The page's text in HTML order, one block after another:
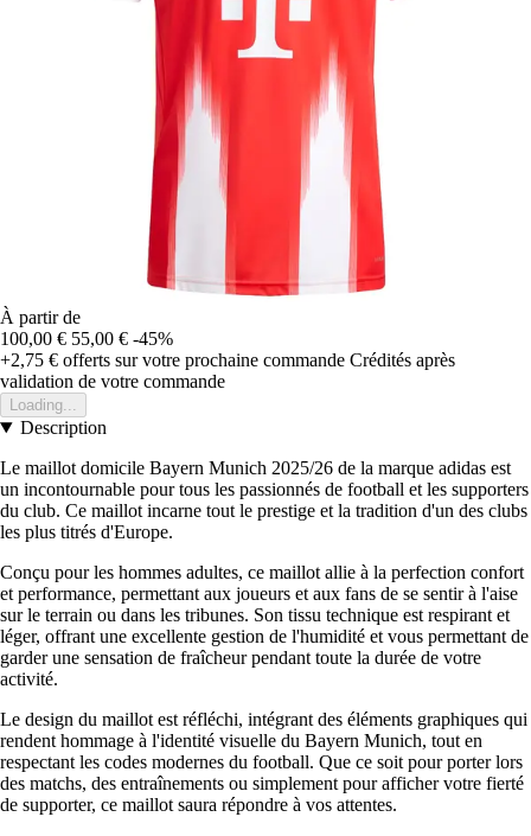
À partir de
100,00 € 55,00 € -45%
+2,75 € offerts sur votre prochaine commande Crédités après
validation de votre commande
Loading...
Description
Le maillot domicile Bayern Munich 2025/26 de la marque adidas est
un incontournable pour tous les passionnés de football et les supporters
du club. Ce maillot incarne tout le prestige et la tradition d'un des clubs
les plus titrés d'Europe.
Conçu pour les hommes adultes, ce maillot allie à la perfection confort
et performance, permettant aux joueurs et aux fans de se sentir à l'aise
sur le terrain ou dans les tribunes. Son tissu technique est respirant et
léger, offrant une excellente gestion de l'humidité et vous permettant de
garder une sensation de fraîcheur pendant toute la durée de votre
activité.
Le design du maillot est réfléchi, intégrant des éléments graphiques qui
rendent hommage à l'identité visuelle du Bayern Munich, tout en
respectant les codes modernes du football. Que ce soit pour porter lors
des matchs, des entraînements ou simplement pour afficher votre fierté
de supporter, ce maillot saura répondre à vos attentes.